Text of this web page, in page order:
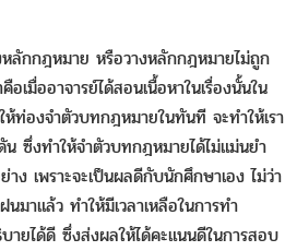
หลักกฎหมาย หรือวางหลักกฎหมายไม่ถูก
มื่ออาจารย์ได้สอนเนื้อหาในเรื่องนั้นใน
ห้ท่องจำตัวบทกฎหมายในทันที จะทำให้เรา
ซึ่งทำให้จำตัวบทกฎหมายได้ไม่แม่นยำ
เพราะจะเป็นผลดีกับนักศึกษาเอง ไม่ว่า
มาแล้ว ทำให้มีเวลาเหลือในการทำ
ายได้ดี ซึ่งส่งผลให้ได้คะแนนดีในการสอบ